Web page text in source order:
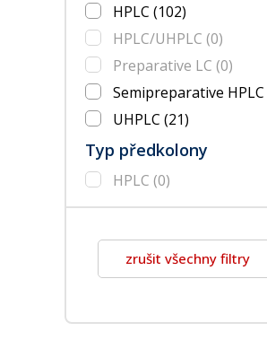
HPLC (102)
HPLC/UHPLC (0)
Preparative LC (0)
Semipreparative HPLC
UHPLC (21)
Typ předkolony
HPLC (0)
zrušit všechny filtry